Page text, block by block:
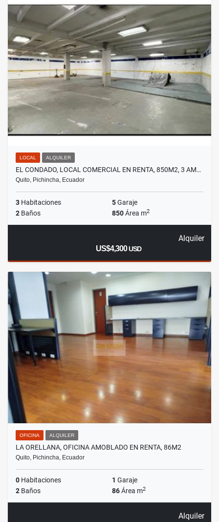
LOCAL ALQUILER
EL CONDADO, LOCAL COMERCIAL EN RENTA, 850M2, 3 AM…
Quito, Pichincha, Ecuador
3 Habitaciones 5Garaje
2 Baños 850Área m2
Alquiler
US$4,300USD
OFICINA ALQUILER
LA ORELLANA, OFICINA AMOBLADO EN RENTA, 86M2
Quito, Pichincha, Ecuador
0 Habitaciones 1 Garaje
2 Baños 86Área m2
Alquiler